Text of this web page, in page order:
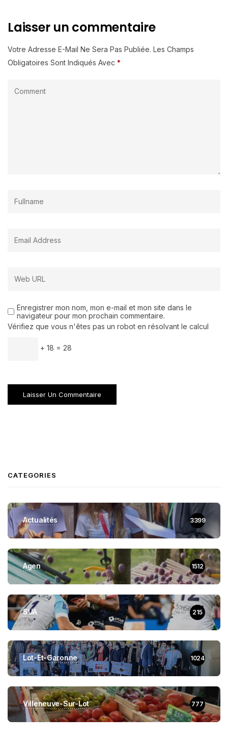
Laisser un commentaire
Votre Adresse E-Mail Ne Sera Pas Publiée. Les Champs
Obligatoires Sont Indiqués Avec *
Enregistrer mon nom, mon e-mail et mon site dans le
navigateur pour mon prochain commentaire.
Vérifiez que vous n'êtes pas un robot en résolvant le calcul
+ 18 = 28
CATEGORIES
Actualités 3399
Agen 1512
SUA 215
Lot-Et-Garonne 1024
Villeneuve-Sur-Lot 777